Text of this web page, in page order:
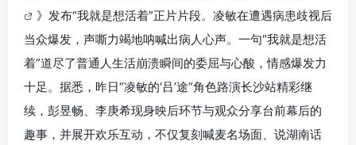
》发布“我就是想活着”正片片段。凌敏在遭遇病患歧视后
当众爆发，声嘶力竭地呐喊出病人心声。一句“我就是想活
着”道尽了普通人生活崩溃瞬间的委屈与心酸，情感爆发力
十足。据悉，昨日“凌敏的‘吕’途”角色路演长沙站精彩继
续，彭昱畅、李庚希现身映后环节与观众分享台前幕后的
趣事，并展开欢乐互动，不仅复刻喊麦名场面、说湖南话